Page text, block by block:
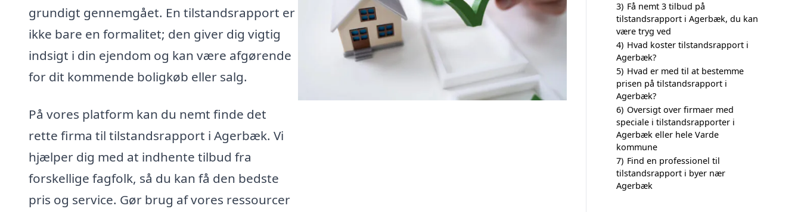
grundigt gennemgået. En tilstandsrapport er
ikke bare en formalitet; den giver dig vigtig
indsigt i din ejendom og kan være afgørende
for dit kommende boligkøb eller salg.
På vores platform kan du nemt finde det
rette firma til tilstandsrapport i Agerbæk. Vi
hjælper dig med at indhente tilbud fra
forskellige fagfolk, så du kan få den bedste
pris og service. Gør brug af vores ressourcer
3) Få nemt 3 tilbud på
tilstandsrapport i Agerbæk, du kan
være tryg ved
4) Hvad koster tilstandsrapport i
Agerbæk?
5) Hvad er med til at bestemme
prisen på tilstandsrapport i
Agerbæk?
6) Oversigt over firmaer med
speciale i tilstandsrapporter i
Agerbæk eller hele Varde
kommune
7) Find en professionel til
tilstandsrapport i byer nær
Agerbæk